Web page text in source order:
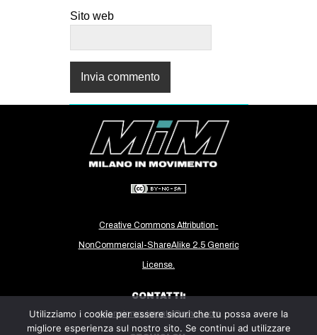
Sito web
Creative Commons Attribution-
NonCommercial-ShareAlike 2.5 Generic
License.
CONTATTI:
milanoinmovimento@gmail.com
Utilizziamo i cookie per essere sicuri che tu possa avere la
migliore esperienza sul nostro sito. Se continui ad utilizzare